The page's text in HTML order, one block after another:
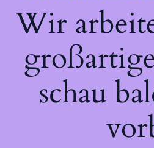
Wir
schau